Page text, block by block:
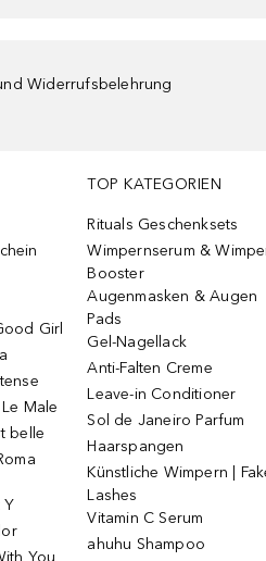
Widerrufsbelehrung
Girl
Male
belle
Y
You
TOP KATEGORIEN
Rituals Geschenksets
Wimpernserum &
Booster
Augenmasken & Augen
Pads
Gel-Nagellack
Anti-Falten Creme
Leave-in Conditioner
Sol de Janeiro Parfum
Haarspangen
Künstliche Wimpern |
Lashes
Vitamin C Serum
ahuhu Shampoo